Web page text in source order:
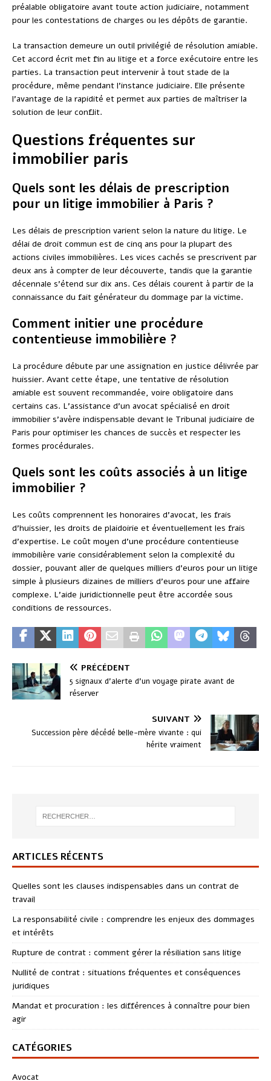
préalable obligatoire avant toute action judiciaire, notamment
pour les contestations de charges ou les dépôts de garantie.
La transaction demeure un outil privilégié de résolution amiable.
Cet accord écrit met fin au litige et a force exécutoire entre les
parties. La transaction peut intervenir à tout stade de la
procédure, même pendant l’instance judiciaire. Elle présente
l’avantage de la rapidité et permet aux parties de maîtriser la
solution de leur conflit.
Questions fréquentes sur
immobilier paris
Quels sont les délais de prescription
pour un litige immobilier à Paris ?
Les délais de prescription varient selon la nature du litige. Le
délai de droit commun est de cinq ans pour la plupart des
actions civiles immobilières. Les vices cachés se prescrivent par
deux ans à compter de leur découverte, tandis que la garantie
décennale s’étend sur dix ans. Ces délais courent à partir de la
connaissance du fait générateur du dommage par la victime.
Comment initier une procédure
contentieuse immobilière ?
La procédure débute par une assignation en justice délivrée par
huissier. Avant cette étape, une tentative de résolution
amiable est souvent recommandée, voire obligatoire dans
certains cas. L’assistance d’un avocat spécialisé en droit
immobilier s’avère indispensable devant le Tribunal judiciaire de
Paris pour optimiser les chances de succès et respecter les
formes procédurales.
Quels sont les coûts associés à un litige
immobilier ?
Les coûts comprennent les honoraires d’avocat, les frais
d’huissier, les droits de plaidoirie et éventuellement les frais
d’expertise. Le coût moyen d’une procédure contentieuse
immobilière varie considérablement selon la complexité du
dossier, pouvant aller de quelques milliers d’euros pour un litige
simple à plusieurs dizaines de milliers d’euros pour une affaire
complexe. L’aide juridictionnelle peut être accordée sous
conditions de ressources.
PRÉCÉDENT
5 signaux d’alerte d’un voyage pirate avant de
réserver
SUIVANT
Succession père décédé belle-mère vivante : qui
hérite vraiment
ARTICLES RÉCENTS
Quelles sont les clauses indispensables dans un contrat de
travail
La responsabilité civile : comprendre les enjeux des dommages
et intérêts
Rupture de contrat : comment gérer la résiliation sans litige
Nullité de contrat : situations fréquentes et conséquences
juridiques
Mandat et procuration : les différences à connaître pour bien
agir
CATÉGORIES
Avocat